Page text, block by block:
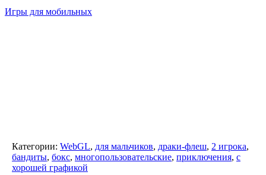
Игры для мобильных
Категории: WebGL, для мальчиков, драки-флеш, 2 игрока,
бандиты, бокс, многопользовательские, приключения, с
хорошей графикой